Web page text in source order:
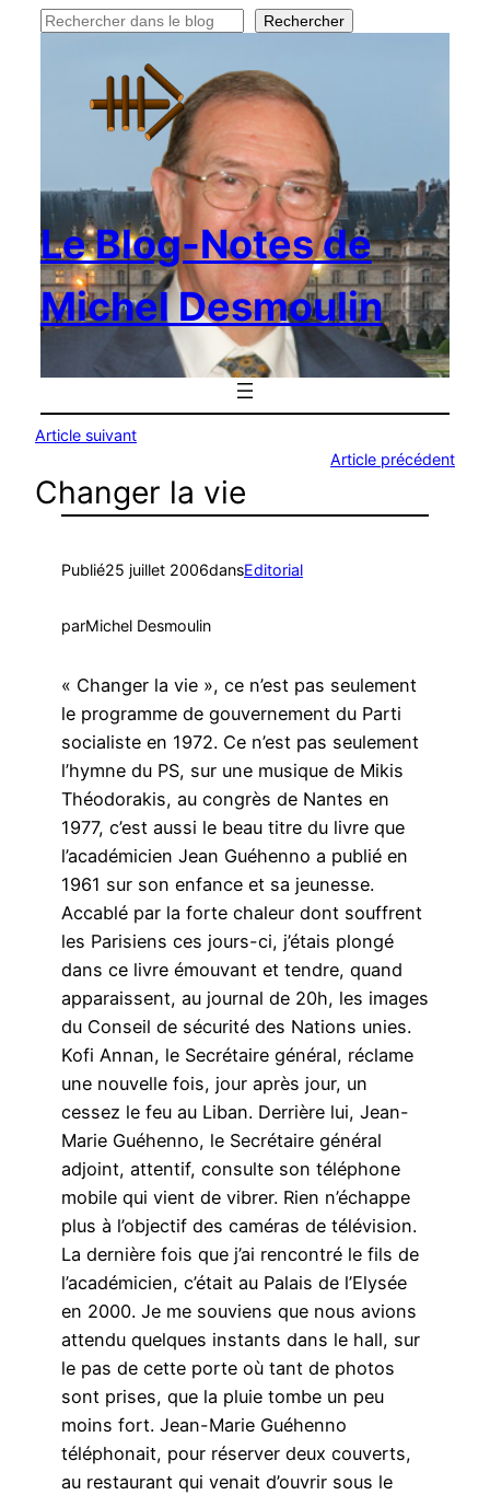
Rechercher Rechercher
Le Blog-Notes de
Michel Desmoulin
Article suivant
Article précédent
Changer la vie
Publié25 juillet 2006dansEditorial
parMichel Desmoulin
« Changer la vie », ce n’est pas seulement
le programme de gouvernement du Parti
socialiste en 1972. Ce n’est pas seulement
l’hymne du PS, sur une musique de Mikis
Théodorakis, au congrès de Nantes en
1977, c’est aussi le beau titre du livre que
l’académicien Jean Guéhenno a publié en
1961 sur son enfance et sa jeunesse.
Accablé par la forte chaleur dont souffrent
les Parisiens ces jours-ci, j’étais plongé
dans ce livre émouvant et tendre, quand
apparaissent, au journal de 20h, les images
du Conseil de sécurité des Nations unies.
Kofi Annan, le Secrétaire général, réclame
une nouvelle fois, jour après jour, un
cessez le feu au Liban. Derrière lui, Jean-
Marie Guéhenno, le Secrétaire général
adjoint, attentif, consulte son téléphone
mobile qui vient de vibrer. Rien n’échappe
plus à l’objectif des caméras de télévision.
La dernière fois que j’ai rencontré le fils de
l’académicien, c’était au Palais de l’Elysée
en 2000. Je me souviens que nous avions
attendu quelques instants dans le hall, sur
le pas de cette porte où tant de photos
sont prises, que la pluie tombe un peu
moins fort. Jean-Marie Guéhenno
téléphonait, pour réserver deux couverts,
au restaurant qui venait d’ouvrir sous le